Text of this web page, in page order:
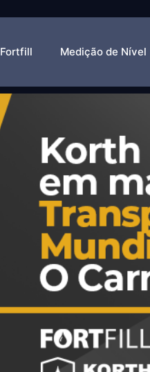
Fortfill Medição de Nível
e